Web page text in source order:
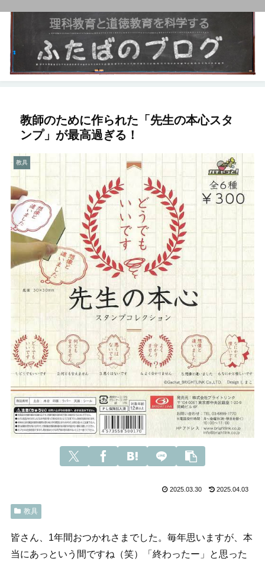
教師のために作られた「先生の本心スタ
ンプ」が最高過ぎる！
教具
2025.03.30 2025.04.03
教具
皆さん、1年間おつかれさまでした。毎年思いますが、本
当にあっという間ですね（笑）「終わったー」と思った